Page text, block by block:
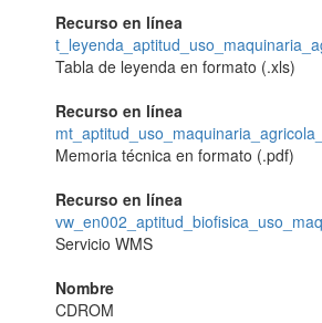
Recurso en línea
Tabla de leyenda en formato (.xls)
Recurso en línea
Memoria técnica en formato (.pdf)
Recurso en línea
Servicio WMS
Nombre
CDROM